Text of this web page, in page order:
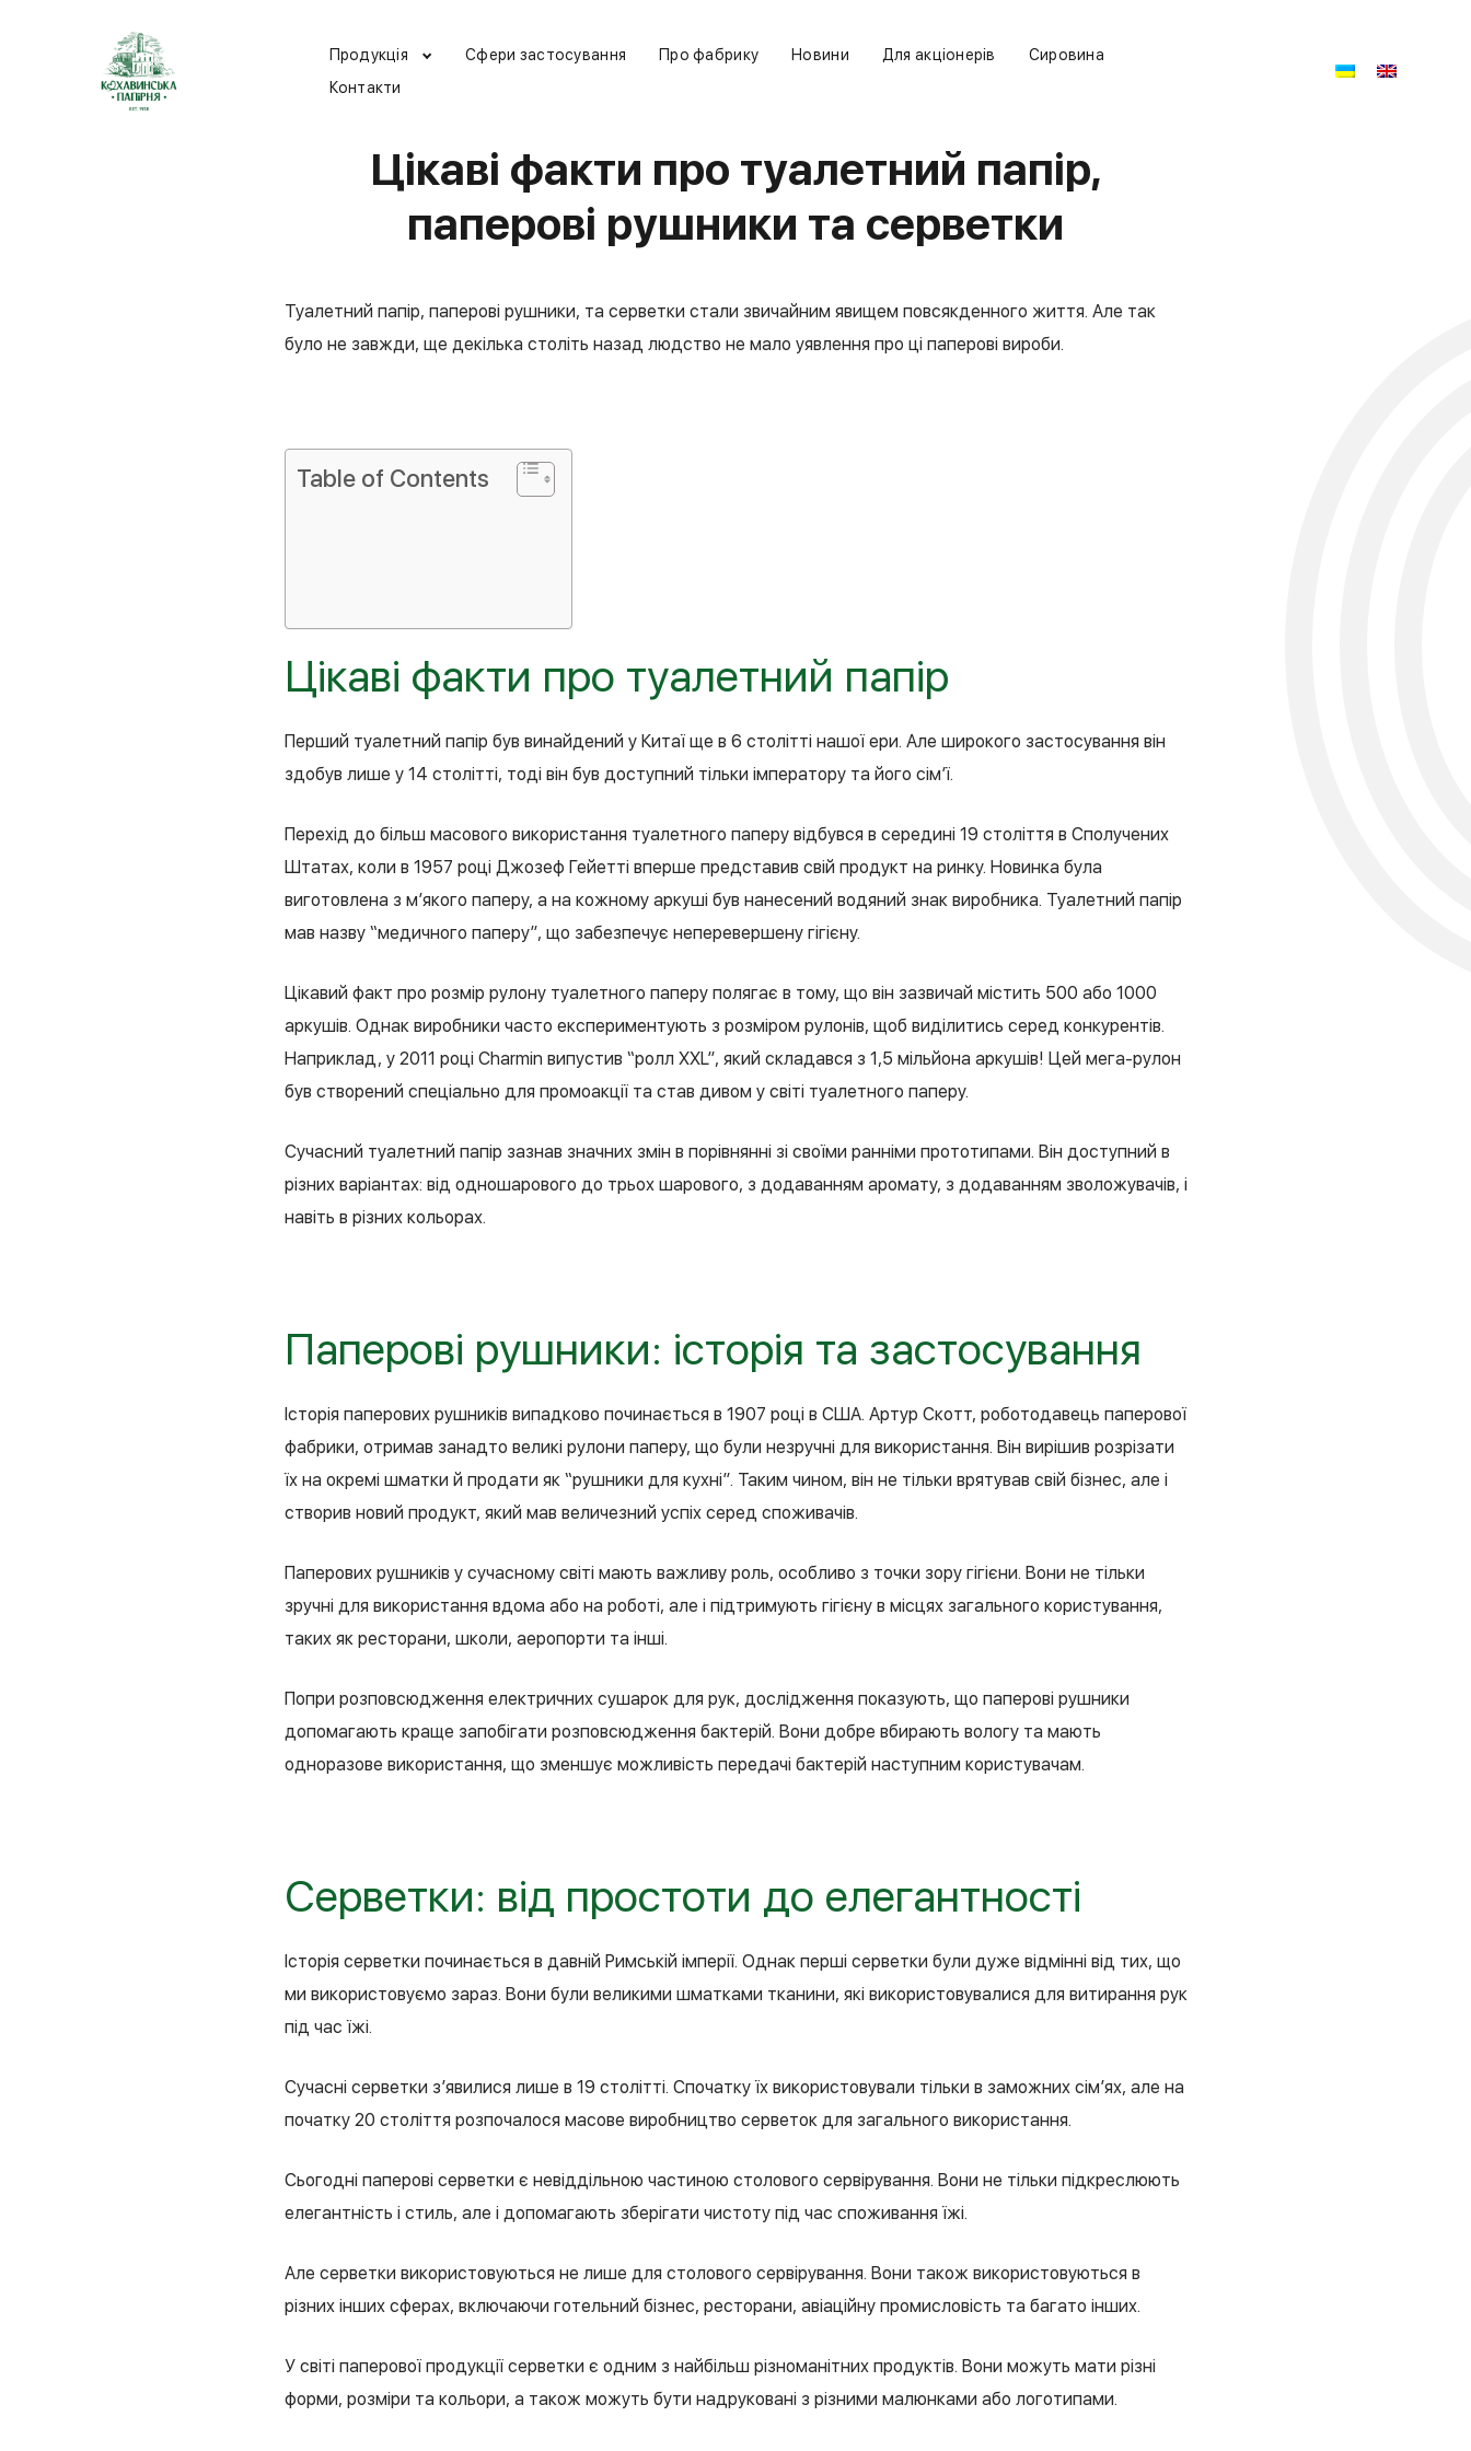
Продукція Сфери застосування Про фабрику Новини Для акціонерів
Сировина
Контакти
Цікаві факти про туалетний папір,
паперові рушники та серветки
Туалетний папір, паперові рушники, та серветки стали звичайним явищем повсякденного життя. Але так
було не завжди, ще декілька століть назад людство не мало уявлення про ці паперові вироби.
Table of Contents
Цікаві факти про туалетний папір
Перший туалетний папір був винайдений у Китаї ще в 6 столітті нашої ери. Але широкого застосування він
здобув лише у 14 столітті, тоді він був доступний тільки імператору та його сім’ї.
Перехід до більш масового використання туалетного паперу відбувся в середині 19 століття в Сполучених
Штатах, коли в 1957 році Джозеф Гейетті вперше представив свій продукт на ринку. Новинка була
виготовлена з м’якого паперу, а на кожному аркуші був нанесений водяний знак виробника. Туалетний папір
мав назву “медичного паперу”, що забезпечує неперевершену гігієну.
Цікавий факт про розмір рулону туалетного паперу полягає в тому, що він зазвичай містить 500 або 1000
аркушів. Однак виробники часто експериментують з розміром рулонів, щоб виділитись серед конкурентів.
Наприклад, у 2011 році Charmin випустив “ролл XXL”, який складався з 1,5 мільйона аркушів! Цей мега-рулон
був створений спеціально для промоакції та став дивом у світі туалетного паперу.
Сучасний туалетний папір зазнав значних змін в порівнянні зі своїми ранніми прототипами. Він доступний в
різних варіантах: від одношарового до трьох шарового, з додаванням аромату, з додаванням зволожувачів, і
навіть в різних кольорах.
Паперові рушники: історія та застосування
Історія паперових рушників випадково починається в 1907 році в США. Артур Скотт, роботодавець паперової
фабрики, отримав занадто великі рулони паперу, що були незручні для використання. Він вирішив розрізати
їх на окремі шматки й продати як “рушники для кухні”. Таким чином, він не тільки врятував свій бізнес, але і
створив новий продукт, який мав величезний успіх серед споживачів.
Паперових рушників у сучасному світі мають важливу роль, особливо з точки зору гігієни. Вони не тільки
зручні для використання вдома або на роботі, але і підтримують гігієну в місцях загального користування,
таких як ресторани, школи, аеропорти та інші.
Попри розповсюдження електричних сушарок для рук, дослідження показують, що паперові рушники
допомагають краще запобігати розповсюдження бактерій. Вони добре вбирають вологу та мають
одноразове використання, що зменшує можливість передачі бактерій наступним користувачам.
Серветки: від простоти до елегантності
Історія серветки починається в давній Римській імперії. Однак перші серветки були дуже відмінні від тих, що
ми використовуємо зараз. Вони були великими шматками тканини, які використовувалися для витирання рук
під час їжі.
Сучасні серветки з’явилися лише в 19 столітті. Спочатку їх використовували тільки в заможних сім’ях, але на
початку 20 століття розпочалося масове виробництво серветок для загального використання.
Сьогодні паперові серветки є невіддільною частиною столового сервірування. Вони не тільки підкреслюють
елегантність і стиль, але і допомагають зберігати чистоту під час споживання їжі.
Але серветки використовуються не лише для столового сервірування. Вони також використовуються в
різних інших сферах, включаючи готельний бізнес, ресторани, авіаційну промисловість та багато інших.
У світі паперової продукції серветки є одним з найбільш різноманітних продуктів. Вони можуть мати різні
форми, розміри та кольори, а також можуть бути надруковані з різними малюнками або логотипами.